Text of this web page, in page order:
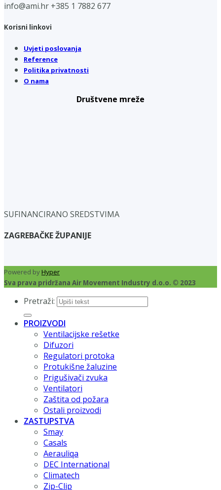
info@ami.hr +385 1 7882 677
Korisni linkovi
Uvjeti poslovanja
Reference
Politika privatnosti
O nama
Društvene mreže
SUFINANCIRANO SREDSTVIMA
ZAGREBAČKE ŽUPANIJE
Powered byHyper
Sva prava pridržana Air Movement Industry d.o.o. © 2023
Pretraži:
PROIZVODI
Ventilacijske rešetke
Difuzori
Regulatori protoka
Protukišne žaluzine
Prigušivači zvuka
Ventilatori
Zaštita od požara
Ostali proizvodi
ZASTUPSTVA
Smay
Casals
Aerauliqa
DEC International
Climatech
Zip-Clip